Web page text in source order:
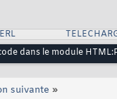
dans le module
suivante »